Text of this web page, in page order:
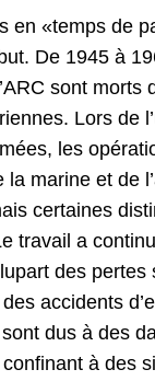
en «temps de
De 1945 à
sont morts
Lors de
les
la marine et de
certaines
travail a
des pertes
accidents
sont dus à des
à des